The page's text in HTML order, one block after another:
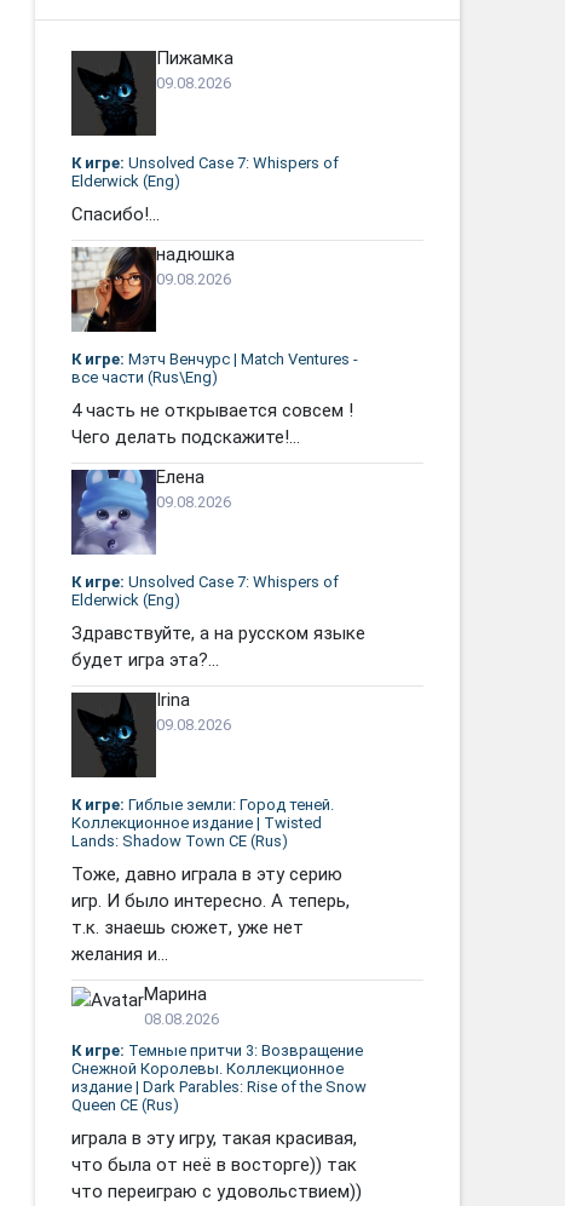
Пижамка
09.08.2026
К игре: Unsolved Case 7: Whispers of
Elderwick (Eng)
Спасибо!...
надюшка
09.08.2026
К игре: Мэтч Венчурс | Match Ventures -
все части (Rus\Eng)
4 часть не открывается совсем !
Чего делать подскажите!...
Елена
09.08.2026
К игре: Unsolved Case 7: Whispers of
Elderwick (Eng)
Здравствуйте, а на русском языке
будет игра эта?...
Irina
09.08.2026
К игре: Гиблые земли: Город теней.
Коллекционное издание | Twisted
Lands: Shadow Town CE (Rus)
Тоже, давно играла в эту серию
игр. И было интересно. А теперь,
т.к. знаешь сюжет, уже нет
желания и...
Марина
08.08.2026
К игре: Темные притчи 3: Возвращение
Снежной Королевы. Коллекционное
издание | Dark Parables: Rise of the Snow
Queen CE (Rus)
играла в эту игру, такая красивая,
что была от неё в восторге)) так
что переиграю с удовольствием))